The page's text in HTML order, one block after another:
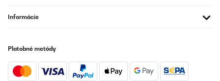
Informácie
Platobné metódy